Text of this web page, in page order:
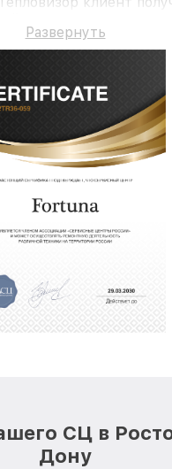
Развернуть
СЦ в
Дону